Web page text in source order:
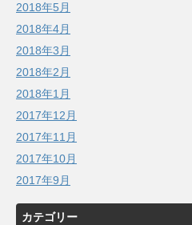
2018年5月
2018年4月
2018年3月
2018年2月
2018年1月
2017年12月
2017年11月
2017年10月
2017年9月
カテゴリー